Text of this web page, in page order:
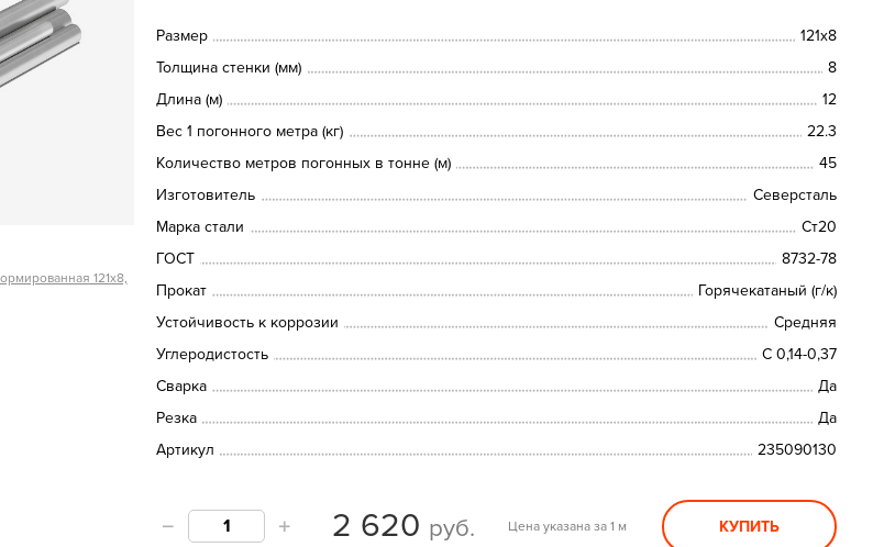
121х8,
Размер
121х8
Толщина стенки (мм)
8
Длина (м)
12
Вес 1 погонного метра (кг)
22.3
Количество метров погонных в тонне (м)
45
Изготовитель
Северсталь
Марка стали
Ст20
ГОСТ
8732-78
Прокат
Горячекатаный (г/к)
Устойчивость к коррозии
Средняя
Углеродистость
С 0,14-0,37
Сварка
Да
Резка
Да
Артикул
235090130
2 620 руб. Цена указана за 1 м КУПИТЬ